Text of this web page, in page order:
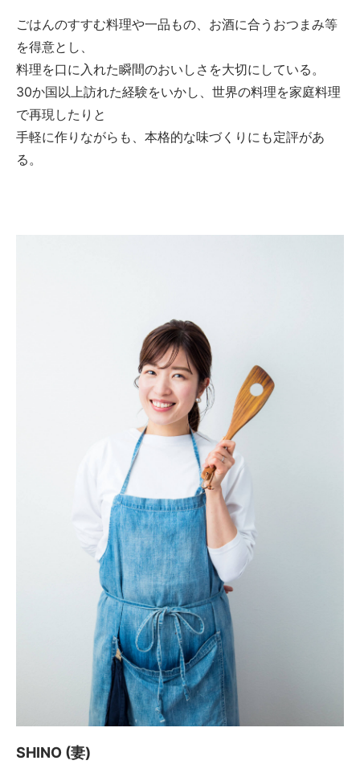
ごはんのすすむ料理や一品もの、お酒に合うおつまみ等
を得意とし、
料理を口に入れた瞬間のおいしさを大切にしている。
30か国以上訪れた経験をいかし、世界の料理を家庭料理
で再現したりと
手軽に作りながらも、本格的な味づくりにも定評があ
る。
SHINO (妻)